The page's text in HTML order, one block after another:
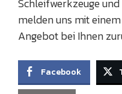
Schleifwerkzeuge
melden uns mit
Angebot bei Ihnen
Facebook